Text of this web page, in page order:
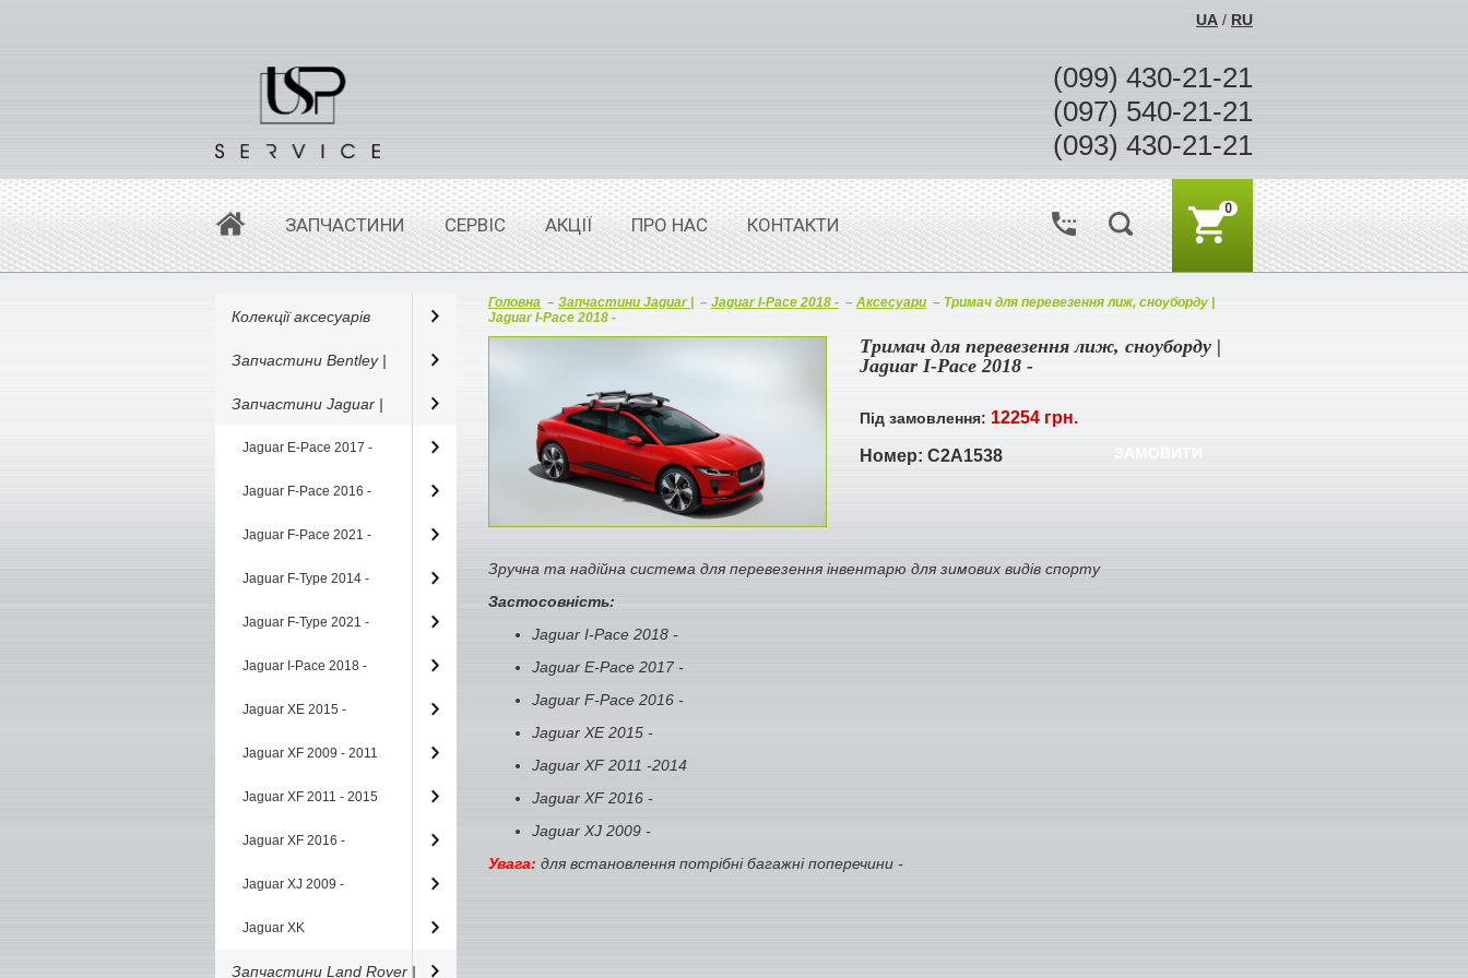
UA / RU
(099) 430-21-21
(097) 540-21-21
(093) 430-21-21
ЗАПЧАСТИНИ СЕРВІС АКЦІЇ ПРО НАС КОНТАКТИ
0
Колекції аксесуарів
Запчастини Bentley |
Запчастини Jaguar |
Jaguar E-Pace 2017 -
Jaguar F-Pace 2016 -
Jaguar F-Pace 2021 -
Jaguar F-Type 2014 -
Jaguar F-Type 2021 -
Jaguar I-Pace 2018 -
Jaguar XE 2015 -
Jaguar XF 2009 - 2011
Jaguar XF 2011 - 2015
Jaguar XF 2016 -
Jaguar XJ 2009 -
Jaguar XK
Запчастини Land Rover |
Головна – Запчастини Jaguar | – Jaguar I-Pace 2018 - – Аксесуари – Тримач для перевезення лиж, сноуборду |
Jaguar I-Pace 2018 -
Тримач для перевезення лиж, сноуборду |
Jaguar I-Pace 2018 -
Під замовлення: 12254 грн.
ЗАМОВИТИ
Номер: C2A1538
Зручна та надійна система для перевезення інвентарю для зимових видів спорту
Застосовність:
Jaguar I-Pace 2018 -
Jaguar E-Pace 2017 -
Jaguar F-Pace 2016 -
Jaguar XE 2015 -
Jaguar XF 2011 -2014
Jaguar XF 2016 -
Jaguar XJ 2009 -
Увага: для встановлення потрібні багажні поперечини -